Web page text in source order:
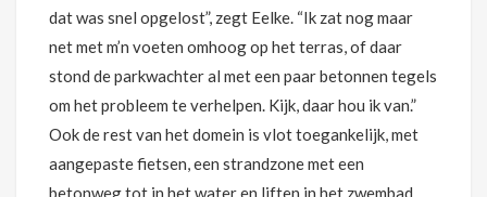
dat was snel opgelost”, zegt Eelke. “Ik zat nog maar
net met m’n voeten omhoog op het terras, of daar
stond de parkwachter al met een paar betonnen tegels
om het probleem te verhelpen. Kijk, daar hou ik van.”
Ook de rest van het domein is vlot toegankelijk, met
aangepaste fietsen, een strandzone met een
betonweg tot in het water en liften in het zwembad